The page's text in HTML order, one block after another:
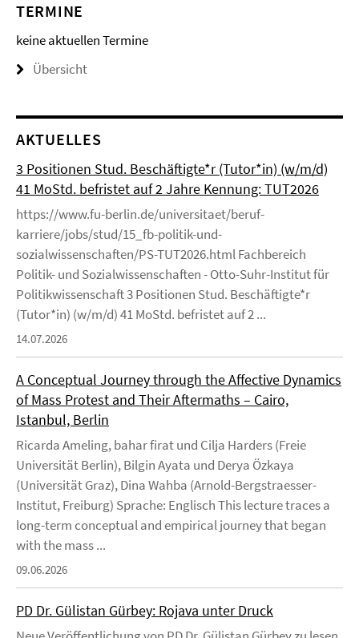
TERMINE
keine aktuellen Termine
Übersicht
AKTUELLES
3 Positionen Stud. Beschäftigte*r (Tutor*in) (w/m/d)
41 MoStd. befristet auf 2 Jahre Kennung: TUT2026
https://www.fu-berlin.de/universitaet/beruf-
karriere/jobs/stud/15_fb-politik-und-
sozialwissenschaften/PS-TUT2026.html Fachbereich
Politik- und Sozialwissenschaften - Otto-Suhr-Institut für
Politikwissenschaft 3 Positionen Stud. Beschäftigte*r
(Tutor*in) (w/m/d) 41 MoStd. befristet auf 2 ...
14.07.2026
A Conceptual Journey through the Affective Dynamics
of Mass Protest and Their Aftermaths – Cairo,
Istanbul, Berlin
Ricarda Ameling, bahar firat und Cilja Harders (Freie
Universität Berlin), Bilgin Ayata und Derya Özkaya
(Universität Graz), Dina Wahba (Arnold-Bergstraesser-
Institut, Freiburg) Sprache: Englisch This lecture traces a
long-term conceptual and empirical journey that began
with the mass ...
09.06.2026
PD Dr. Gülistan Gürbey: Rojava unter Druck